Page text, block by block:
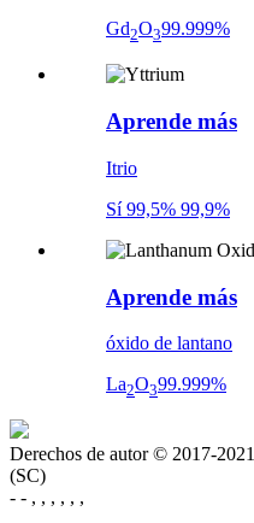
Gd2O399.999%
Aprende más
Itrio
Sí 99,5% 99,9%
Aprende más
óxido de lantano
La2O399.999%
Derechos de autor © 2017-
(SC)
- - , , , , , ,